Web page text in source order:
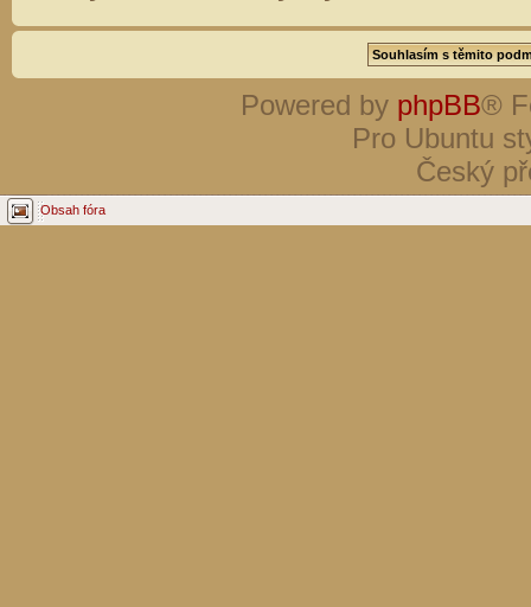
Powered by phpBB®
Pro Ubuntu
Český
Obsah fóra